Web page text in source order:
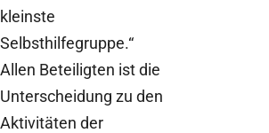
kleinste
Selbsthilfegruppe.“
Allen Beteiligten ist die
Unterscheidung zu den
Aktivitäten der